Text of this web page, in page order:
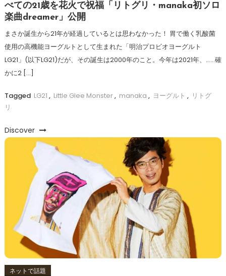
べての21歳を花火で祝福「リトグリ・manaka初ソロ
楽曲dreamer」公開
まさか誕生から21年が経過しているとは思わなかった！ 胃で働く乳酸菌
使用の高機能ヨーグルトとして生まれた「明治プロビオヨーグルト
LG21」(以下LG21)だが、その誕生は2000年のこと。今年は2021年、……確
かに2 […]
Tagged LG21 , Little Glee Monster, manaka , ヨーグルト , リトグ
リ
Discover
ネットで話題